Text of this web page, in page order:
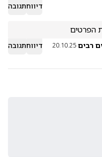
דיווחתגובה
הפרטים
רבים 20.10.25 דיווחתגובה